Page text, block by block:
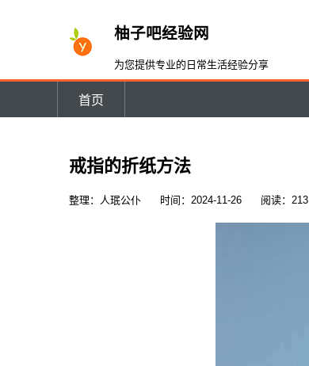
柚子吧经验网
为您提供专业的日常生活经验分享
首页
戒指的折纸方法
整理：人珉公仆 时间：2024-11-26 阅读：213